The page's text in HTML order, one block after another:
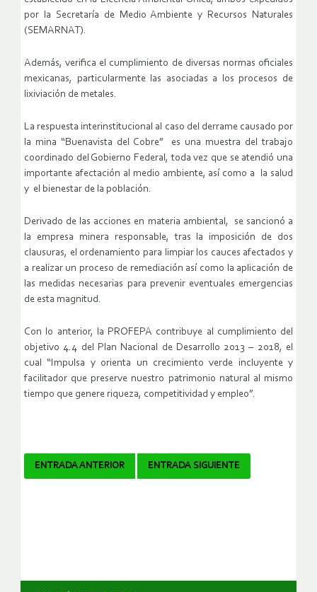
por la Secretaría de Medio Ambiente y Recursos Naturales
(SEMARNAT).
Además, verifica el cumplimiento de diversas normas oficiales
mexicanas, particularmente las asociadas a los procesos de
lixiviación de metales.
La respuesta interinstitucional al caso del derrame causado por
la mina “Buenavista del Cobre” es una muestra del trabajo
coordinado del Gobierno Federal, toda vez que se atendió una
importante afectación al medio ambiente, así como a la salud
y el bienestar de la población.
Derivado de las acciones en materia ambiental, se sancionó a
la empresa minera responsable, tras la imposición de dos
clausuras, el ordenamiento para limpiar los cauces afectados y
a realizar un proceso de remediación así como la aplicación de
las medidas necesarias para prevenir eventuales emergencias
de esta magnitud.
Con lo anterior, la PROFEPA contribuye al cumplimiento del
objetivo 4.4 del Plan Nacional de Desarrollo 2013 – 2018, el
cual “Impulsa y orienta un crecimiento verde incluyente y
facilitador que preserve nuestro patrimonio natural al mismo
tiempo que genere riqueza, competitividad y empleo”.
Navegador
ENTRADA ANTERIOR ENTRADA SIGUIENTE